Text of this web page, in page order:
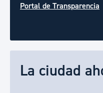
Portal de Transparencia
La ciudad